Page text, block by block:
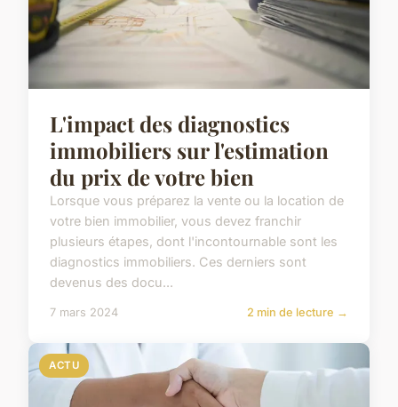
L'impact des diagnostics
immobiliers sur l'estimation
du prix de votre bien
Lorsque vous préparez la vente ou la location de
votre bien immobilier, vous devez franchir
plusieurs étapes, dont l'incontournable sont les
diagnostics immobiliers. Ces derniers sont
devenus des docu...
7 mars 2024 2 min de lecture →
ACTU